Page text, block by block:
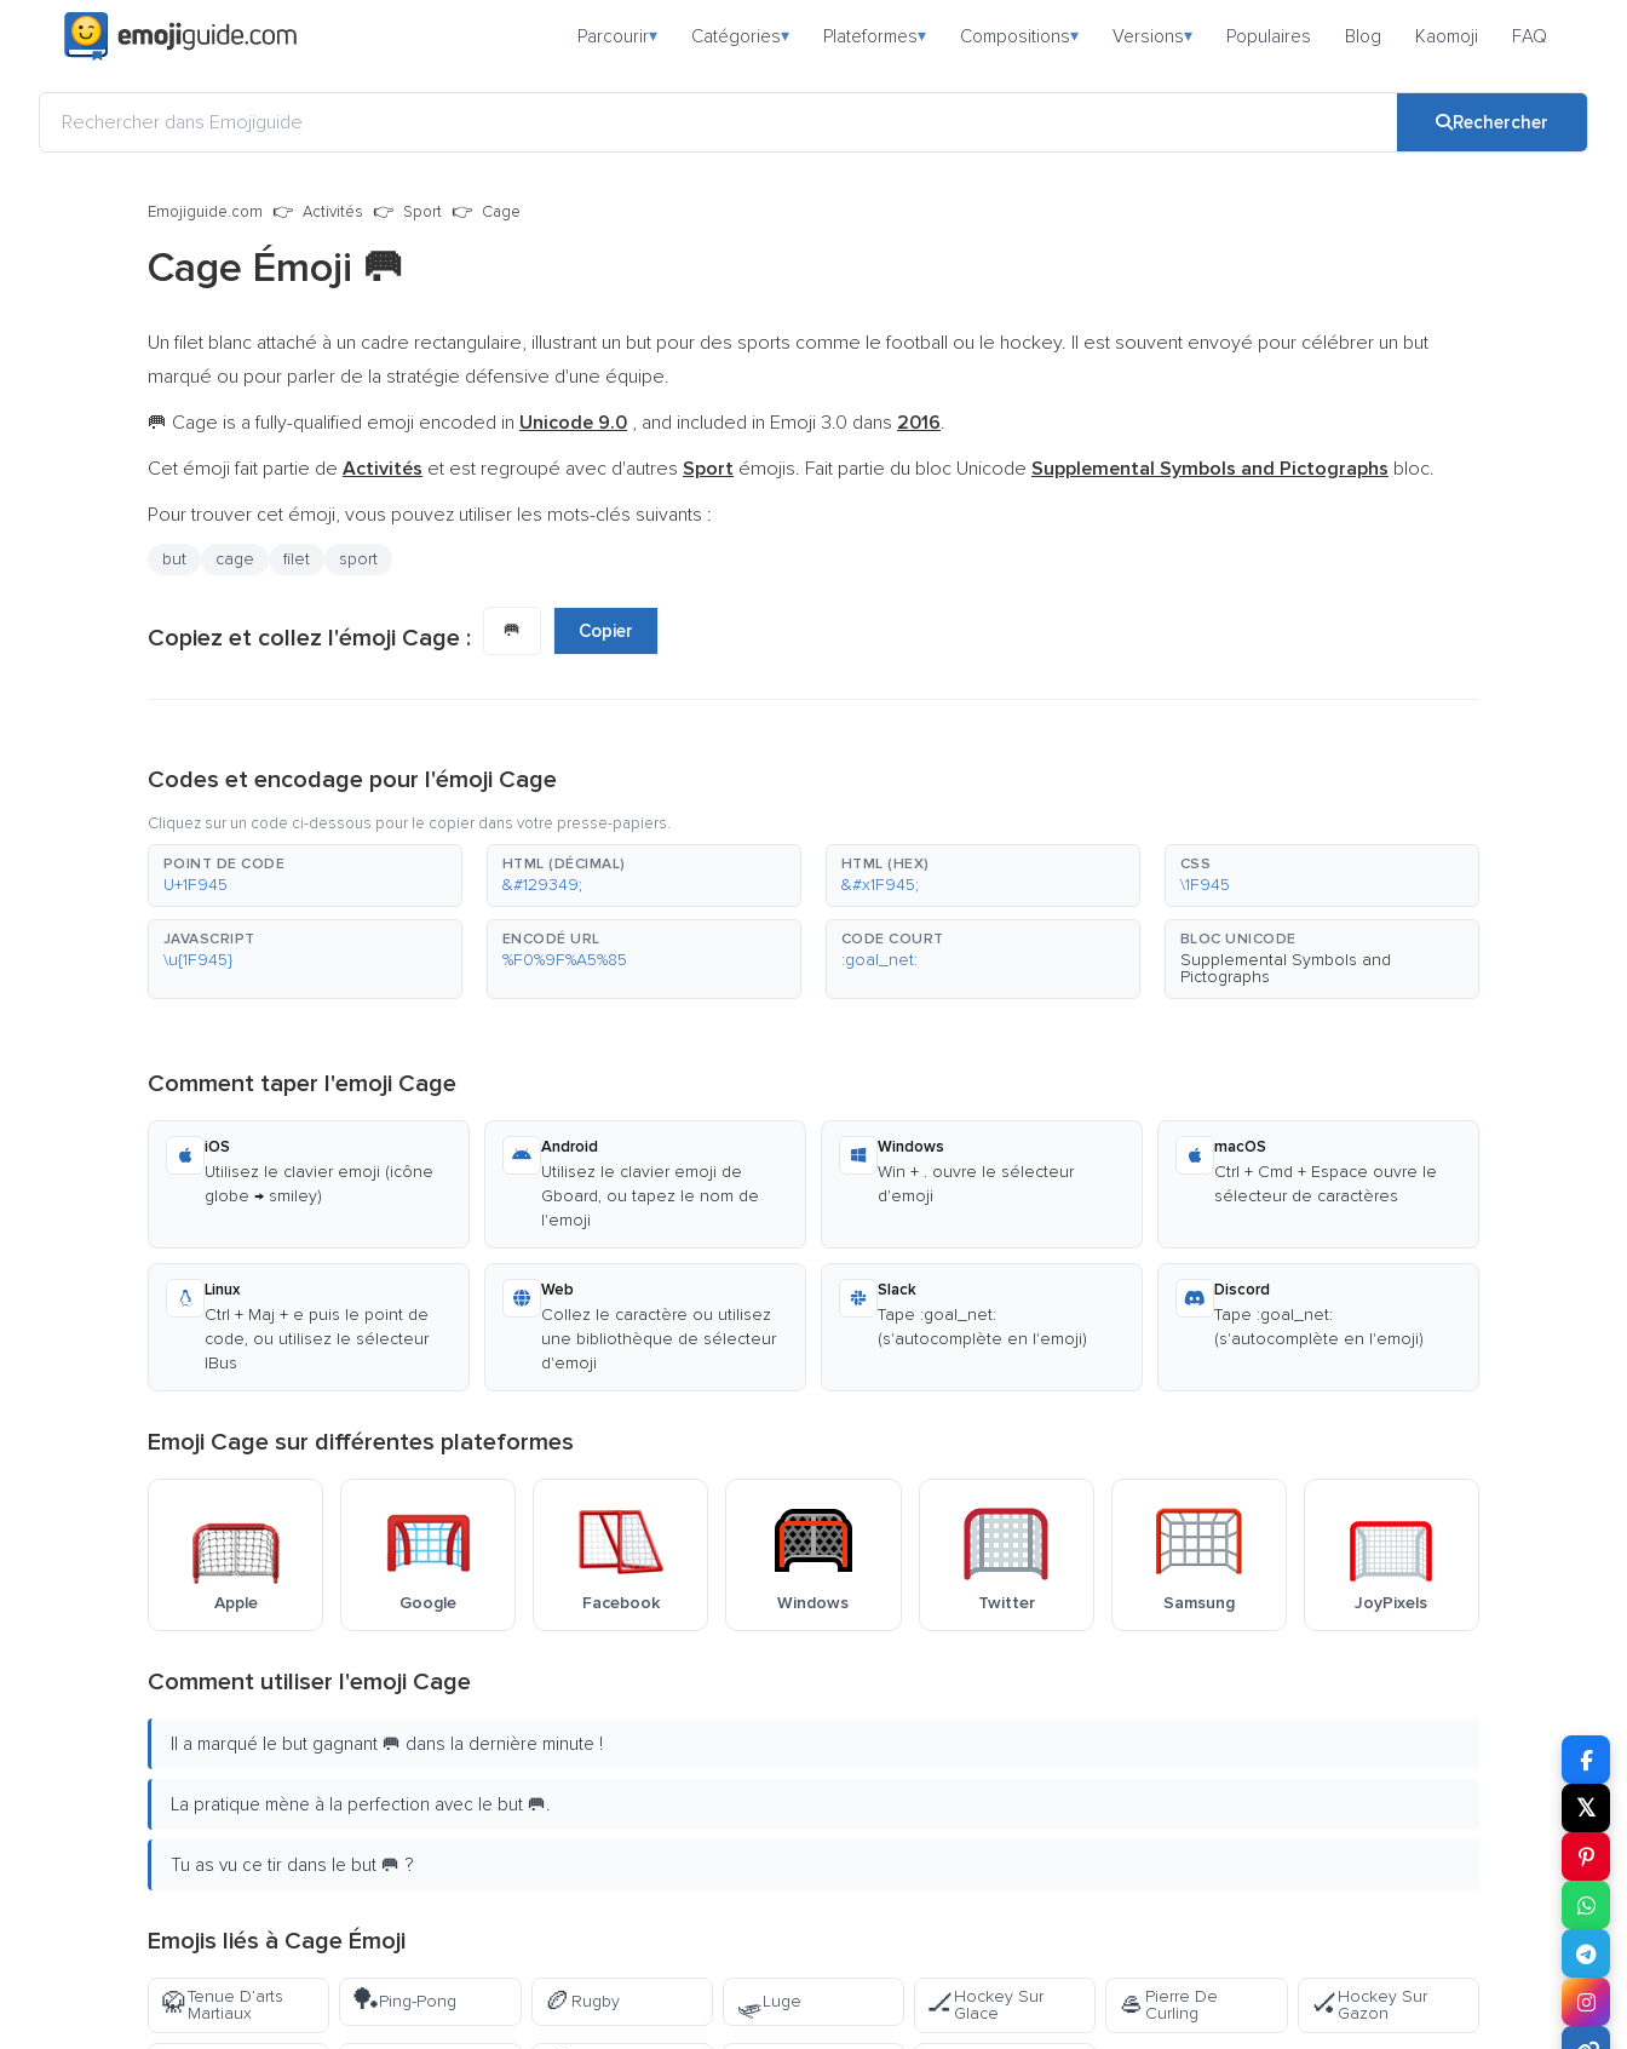
Parcourir▾ Catégories▾ Plateformes▾ Compositions▾ Versions▾ Populaires Blog Kaomoji FAQ
Rechercher
Emojiguide.com Activités Sport Cage
Cage Émoji 🥅
Un filet blanc attaché à un cadre rectangulaire, illustrant un but pour des sports comme le football ou le hockey. Il est souvent envoyé pour célébrer un but
marqué ou pour parler de la stratégie défensive d'une équipe.
🥅 Cage is a fully-qualified emoji encoded in Unicode 9.0 , and included in Emoji 3.0 dans 2016.
Cet émoji fait partie de Activités et est regroupé avec d'autres Sport émojis. Fait partie du bloc Unicode Supplemental Symbols and Pictographs bloc.
Pour trouver cet émoji, vous pouvez utiliser les mots-clés suivants :
but cage filet sport
Copiez et collez l'émoji Cage : 🥅 Copier
Codes et encodage pour l'émoji Cage
Cliquez sur un code ci-dessous pour le copier dans votre presse-papiers.
POINT DE CODE
U+1F945
HTML (DÉCIMAL)
&#129349;
HTML (HEX)
&#x1F945;
CSS
\1F945
JAVASCRIPT
\u{1F945}
ENCODÉ URL
%F0%9F%A5%85
CODE COURT
:goal_net:
BLOC UNICODE
Supplemental Symbols and
Pictographs
Comment taper l'emoji Cage
iOS
Utilisez le clavier emoji (icône
globe → smiley)
Android
Utilisez le clavier emoji de
Gboard, ou tapez le nom de
l'emoji
Windows
Win + . ouvre le sélecteur
d'emoji
macOS
Ctrl + Cmd + Espace ouvre le
sélecteur de caractères
Linux
Ctrl + Maj + e puis le point de
code, ou utilisez le sélecteur
IBus
Web
Collez le caractère ou utilisez
une bibliothèque de sélecteur
d'emoji
Slack
Tape :goal_net:
(s'autocomplète en l'emoji)
Discord
Tape :goal_net:
(s'autocomplète en l'emoji)
Emoji Cage sur différentes plateformes
Apple Google Facebook Windows Twitter Samsung JoyPixels
Comment utiliser l'emoji Cage
Il a marqué le but gagnant 🥅 dans la dernière minute !
La pratique mène à la perfection avec le but 🥅.
Tu as vu ce tir dans le but 🥅 ?
Emojis liés à Cage Émoji
🥋Tenue D’arts
Martiaux
🏓Ping-Pong 🏉 Rugby 🛷Luge 🏒Hockey Sur
Glace
🥌 Pierre De
Curling
🏑Hockey Sur
Gazon
𝕏